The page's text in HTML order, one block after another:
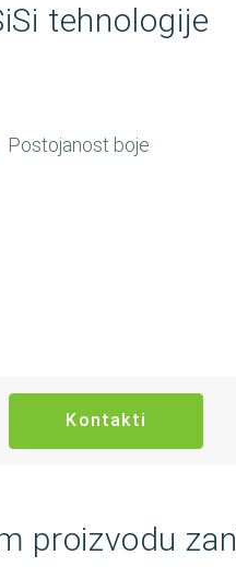
tehnologije
Postojanost boje
Kontakti
proizvodu